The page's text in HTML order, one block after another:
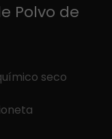
Polvo de
seco